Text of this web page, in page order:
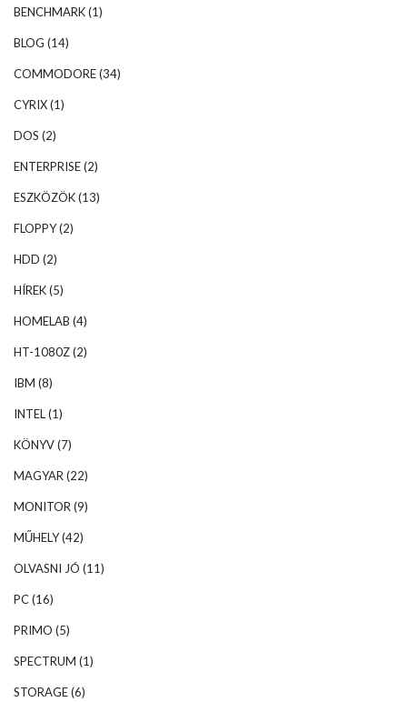
BENCHMARK(1)
BLOG (14)
COMMODORE(34)
CYRIX(1)
DOS (2)
ENTERPRISE(2)
ESZKÖZÖK(13)
FLOPPY(2)
HDD (2)
HÍREK(5)
HOMELAB (4)
HT-1080Z(2)
IBM (8)
INTEL(1)
KÖNYV(7)
MAGYAR (22)
MONITOR (9)
MŰHELY(42)
OLVASNI JÓ (11)
PC(16)
PRIMO (5)
SPECTRUM (1)
STORAGE(6)